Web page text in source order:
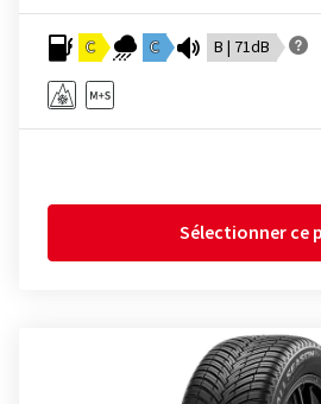
C C B | 71dB
Sélectionner ce